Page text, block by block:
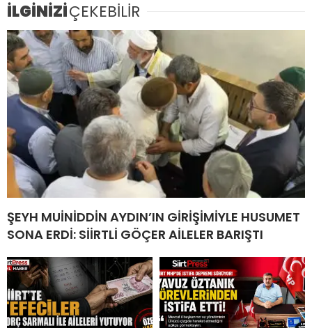
İLGİNİZİÇEKEBİLİR
ŞEYH MUİNİDDİN AYDIN’IN GİRİŞİMİYLE HUSUMET
SONA ERDİ: SİİRTLİ GÖÇER AİLELER BARIŞTI